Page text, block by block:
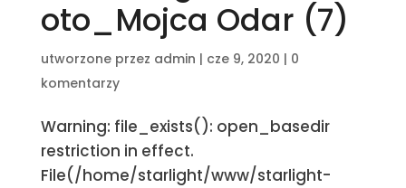
oto_Mojca Odar (7)
utworzone przez admin | cze 9, 2020 | 0
komentarzy
Warning: file_exists(): open_basedir
restriction in effect.
File(/home/starlight/www/starlight-